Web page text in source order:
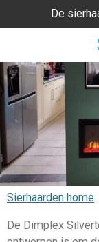
direct
de
hoofdinhoud
De
Sierhaarden home
De Dimplex